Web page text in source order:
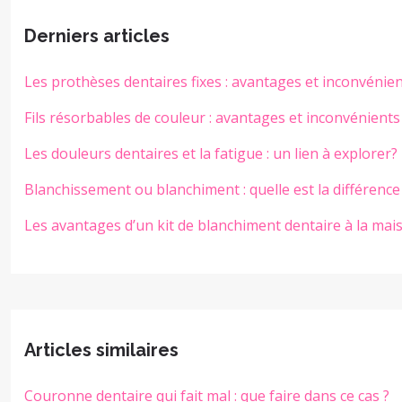
Derniers articles
Les prothèses dentaires fixes : avantages et
Fils résorbables de couleur : avantages et inconvénients
Les douleurs dentaires et la fatigue : un lien à explorer?
Blanchissement ou blanchiment : quelle est la différence
Les avantages d’un kit de blanchiment dentaire à la
Articles similaires
Couronne dentaire qui fait mal : que faire dans ce cas ?